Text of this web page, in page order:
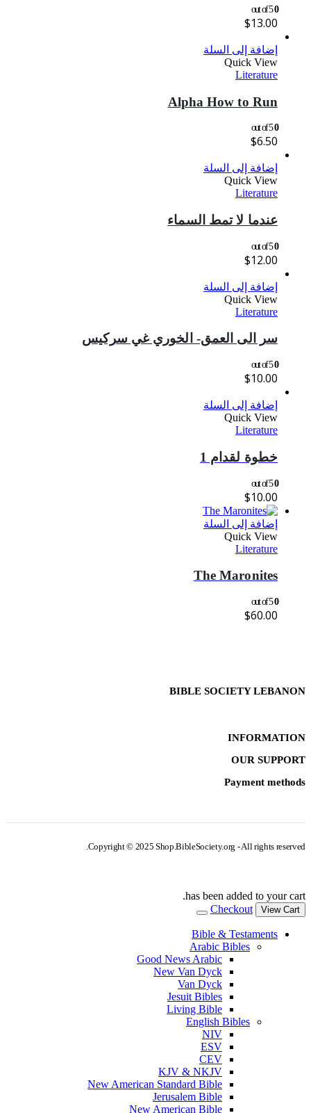
0
out of 5
$13.00
إضافة إلى السلة
Quick View
Literature
Alpha How to Run
0
out of 5
$6.50
إضافة إلى السلة
Quick View
Literature
عندما لا تمط السماء
0
out of 5
$12.00
إضافة إلى السلة
Quick View
Literature
سر الى العمق- الخوري غي سركيس
0
out of 5
$10.00
إضافة إلى السلة
Quick View
Literature
خطوة لقدام 1
0
out of 5
$10.00
إضافة إلى السلة
Quick View
Literature
The Maronites
0
out of 5
$60.00
BIBLE SOCIETY LEBANON
INFORMATION
OUR SUPPORT
Payment methods
Copyright © 2025 Shop.BibleSociety.org - All rights reserved.
has been added to your cart.
View Cart
Checkout
Bible & Testaments
Arabic Bibles
Good News Arabic
New Van Dyck
Van Dyck
Jesuit Bibles
Living Bible
English Bibles
NIV
ESV
CEV
KJV & NKJV
New American Standard Bible
Jerusalem Bible
New American Bible